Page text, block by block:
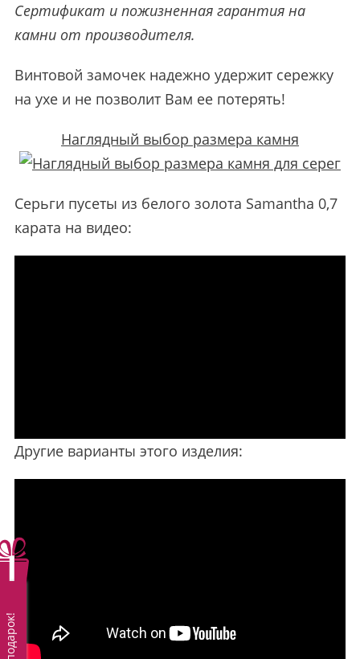
Сертификат и пожизненная гарантия на
камни от производителя.
Винтовой замочек надежно удержит сережку
на ухе и не позволит Вам ее потерять!
Наглядный выбор размера камня
Серьги пусеты из белого золота Samantha 0,7
карата на видео:
Другие варианты этого изделия: